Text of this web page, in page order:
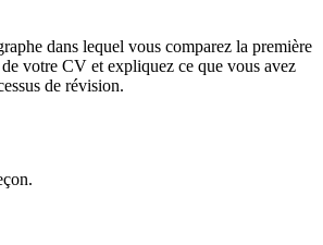
dans lequel vous comparez la première
votre CV et expliquez ce que vous avez
de révision.